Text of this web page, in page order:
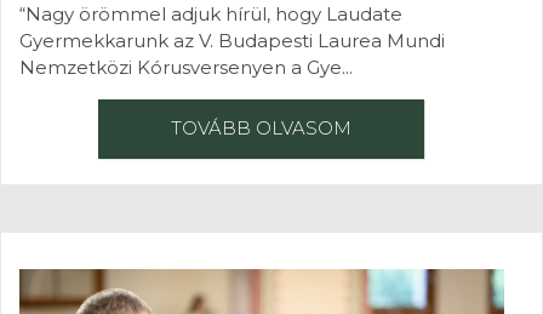
“Nagy örömmel adjuk hírül, hogy Laudate
Gyermekkarunk az V. Budapesti Laurea Mundi
Nemzetközi Kórusversenyen a Gye...
TOVÁBB OLVASOM